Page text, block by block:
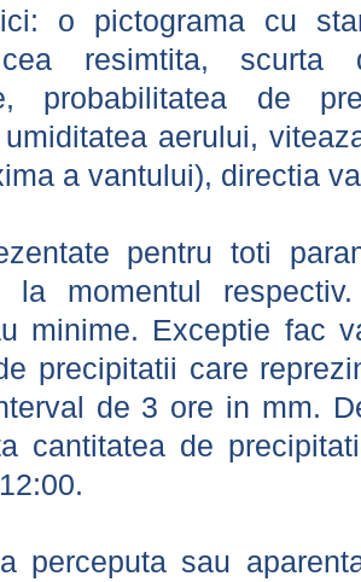
o pictograma cu
resimtita, scurta
probabilitatea de
aerului,
a vantului), directia
pentru toti
la momentul
minime. Exceptie fac
precipitatii care
de 3 ore in mm.
cantitatea de
perceputa sau